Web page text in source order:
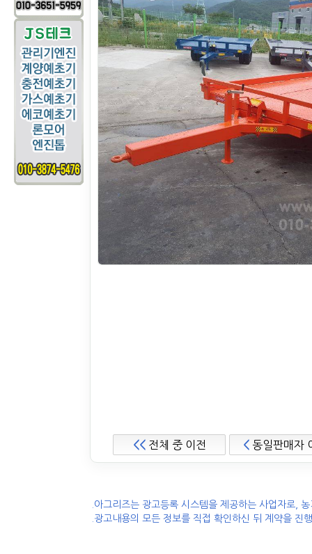
<<전체 중 이전 < 동일판매자
.아그리즈는 광고등록 시스템을 제공하는 사업자로,
.광고내용의 모든 정보를 직접 확인하신 뒤 계약을 진